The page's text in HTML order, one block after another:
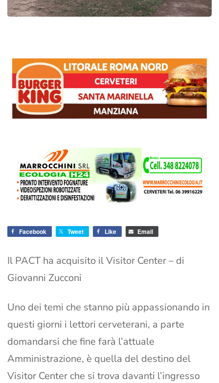
Facebook Tweet Like Email
Il PACT ha acquisito il Visitor Center – di
Giovanni Zucconi
Uno dei temi che stanno più appassionando in
questi giorni i lettori cerveterani, a parte
domandarsi che fine farà l’attuale
Amministrazione, è quella del destino del
Visitor Center che si trova davanti l’ingresso